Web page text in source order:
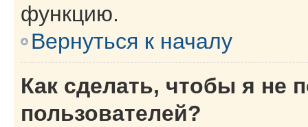
функцию.
Вернуться к началу
Как сделать, чтобы я не
пользователей?